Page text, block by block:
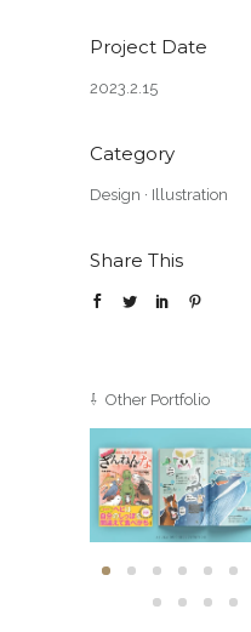
Project Date
2023.2.15
Category
Design · Illustration
Share This
⇩ Other Portfolio
まだざんねんない
きもの』書籍挿絵
Book·Work